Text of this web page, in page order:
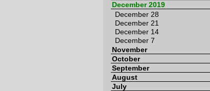
December 2019
December 28
December 21
December 14
December 7
November
October
September
August
July